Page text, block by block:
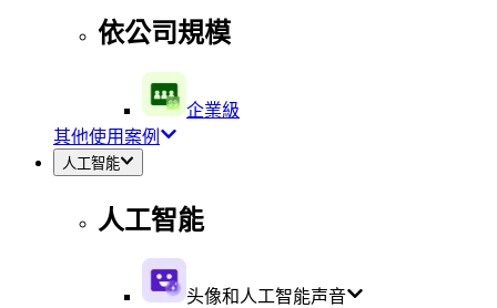
依公司規模
企業級
其他使用案例
人工智能
人工智能
头像和人工智能声音